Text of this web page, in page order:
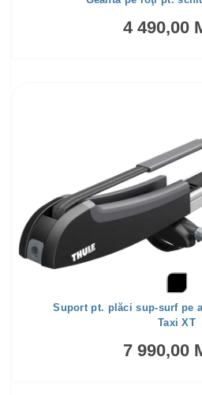
4 490,00
Suport pt. plăci sup-surf pe
Taxi XT
7 990,00